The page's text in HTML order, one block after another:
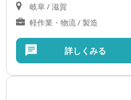
岐阜 / 滋賀
軽作業・物流 / 製造
詳しくみる